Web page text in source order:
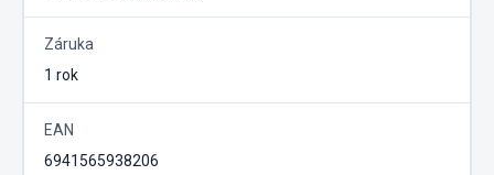
Záruka
1 rok
EAN
6941565938206